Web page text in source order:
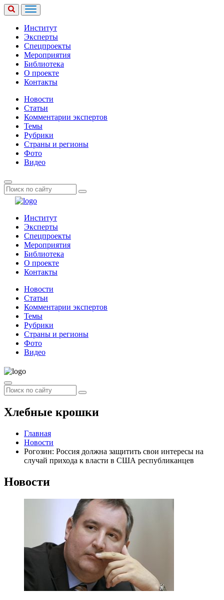
Институт
Эксперты
Спецпроекты
Мероприятия
Библиотека
О проекте
Контакты
Новости
Статьи
Комментарии экспертов
Темы
Рубрики
Страны и регионы
Фото
Видео
Институт
Эксперты
Спецпроекты
Мероприятия
Библиотека
О проекте
Контакты
Новости
Статьи
Комментарии экспертов
Темы
Рубрики
Страны и регионы
Фото
Видео
Хлебные крошки
Главная
Новости
Рогозин: Россия должна защитить свои интересы на
случай прихода к власти в США республиканцев
Новости